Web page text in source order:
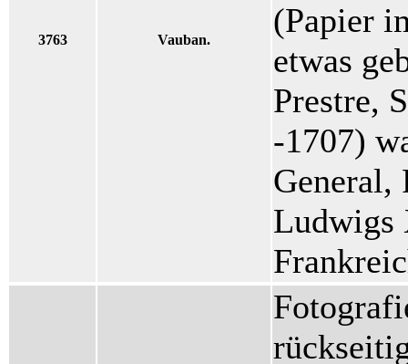
3763 Vauban.
(Papier
etwas
Prestre,
-1707)
General,
Ludwigs